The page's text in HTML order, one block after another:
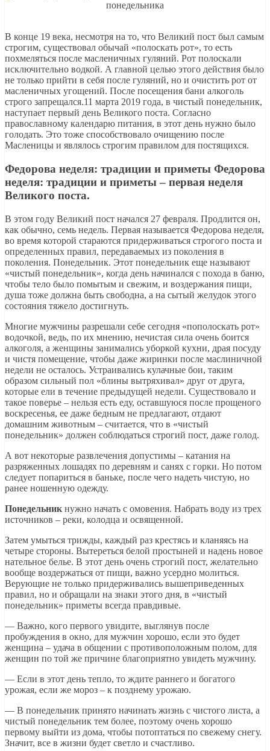
В конце 19 века, несмотря на то, что Великий пост был самым
строгим, существовал обычай «полоскать рот», то есть
похмеляться после масленичных гуляний. Рот полоскали
исключительно водкой. А главной целью этого действия было
не только прийти в себя после гуляний, но и очистить рот от
масленичных угощений. После посещения бани алкоголь
строго запрещался.11 марта 2019 года, в чистый понедельник,
наступает первый день Великого поста. Согласно
православному календарю питания, в этот день нужно было
голодать. Это тоже способствовало очищению после
Масленицы и являлось строгим правилом для постящихся.
Федорова неделя: традиции и приметы Федорова
неделя: традиции и приметы – первая неделя
Великого поста.
В этом году Великий пост начался 27 февраля. Продлится он,
как обычно, семь недель. Первая называется Федорова неделя,
во время которой стараются придерживаться строгого поста и
определенных правил, передаваемых из поколения в
поколения. Понедельник. Этот понедельник еще называют
«чистый понедельник», когда день начинался с похода в баню,
чтобы тело было помытым и свежим, и воздержания пищи,
душа тоже должна быть свободна, а на сытый желудок этого
состояния тяжело достигнуть.
Многие мужчины разрешали себе сегодня «пополоскать рот»
водочкой, ведь, по их мнению, нечистая сила очень боится
алкоголя, а женщины занимались уборкой кухни, драя посуду
и чистя помещение, чтобы даже жиринки после маслиничной
недели не осталось. Устраивались кулачные бои, таким
образом сильный пол «блины вытряхивал» друг от друга,
которые ели в течение предыдущей недели. Существовало и
такое поверье – нельзя есть еду, оставшуюся после прощеного
воскресенья, ее даже бедным не предлагают, отдают
домашним животным – считается, что в «чистый
понедельник» должен соблюдаться строгий пост, даже голод.
А вот некоторые развлечения допустимы – катания на
разряженных лошадях по деревням и санях с горки. Но потом
следует попариться в баньке, после чего надеть чистую, но
ранее ношенную одежду.
Понедельник нужно начать с омовения. Набрать воду из трех
источников – реки, колодца и освященной.
Затем умыться трижды, каждый раз крестясь и кланяясь на
четыре стороны. Вытереться белой простыней и надень новое
нательное белье. В этот день очень строгий пост, желательно
вообще воздержаться от пищи, важно усердно молиться.
Верующие не только придерживались вышеприведенных
правил, но и обращали на знаки этого дня, в «чистый
понедельник» приметы всегда правдивые.
— Важно, кого первого увидите, выглянув после
пробуждения в окно, для мужчин хорошо, если это будет
женщина – удача в общении с противоположным полом, для
женщин по той же причине благоприятно увидеть мужчину.
— Если в этот день тепло, то ждите раннего и богатого
урожая, если же мороз – к позднему урожаю.
— В понедельник принято начинать жизнь с чистого листа, а
чистый понедельник тем более, поэтому очень хорошо
первому выйти из дома, чтобы потоптаться по свежему снегу.
Значит, все в жизни будет светло и счастливо.